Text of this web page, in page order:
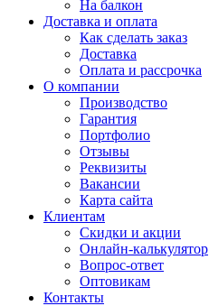
На балкон
Доставка и оплата
Как сделать заказ
Доставка
Оплата и рассрочка
О компании
Производство
Гарантия
Портфолио
Отзывы
Реквизиты
Вакансии
Карта сайта
Клиентам
Скидки и акции
Онлайн-калькулятор
Вопрос-ответ
Оптовикам
Контакты